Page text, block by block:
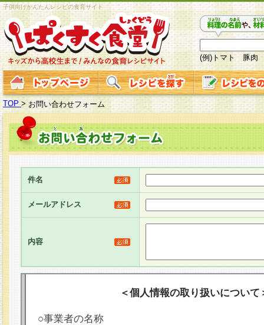
子供向けかんたんレシピの食育サイト
(例)トマト 豚肉
TOP > お問い合わせフォーム
件名
メールアドレス
内容
＜個人情報の取り扱いについて
○事業者の名称